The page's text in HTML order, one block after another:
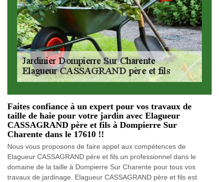
Faites confiance à un expert pour vos travaux de
taille de haie pour votre jardin avec Elagueur
CASSAGRAND père et fils à Dompierre Sur
Charente dans le 17610 !!
Nous vous proposons de faire appel aux compétences de
Elagueur CASSAGRAND père et fils un professionnel dans le
domaine de la taille à Dompierre Sur Charente pour tous vos
travaux de jardinage. Elagueur CASSAGRAND père et fils est